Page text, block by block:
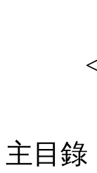
主目錄